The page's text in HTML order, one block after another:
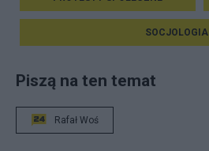
SOCJOLOGIA
Piszą na ten temat
Rafał Woś